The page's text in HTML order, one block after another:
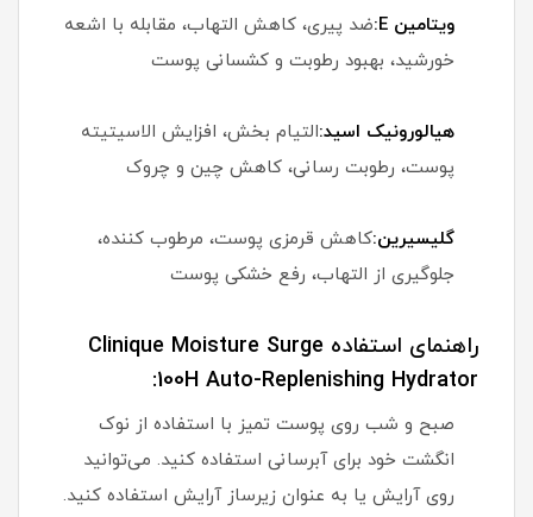
ویتامین E:
ضد پیری، کاهش التهاب، مقابله با اشعه
خورشید، بهبود رطوبت و کشسانی پوست
هیالورونیک اسید:التیام بخش، افزایش الاسیتیته
پوست، رطوبت رسانی، کاهش چین و چروک
گلیسیرین:کاهش قرمزی پوست، مرطوب کننده،
جلوگیری از التهاب، رفع خشکی پوست
راهنمای استفاده Clinique Moisture Surge
100H Auto-Replenishing Hydrator:
صبح و شب روی پوست تمیز با استفاده از نوک
انگشت خود برای آبرسانی استفاده کنید. می‌توانید
روی آرایش یا به عنوان زیرساز آرایش استفاده کنید.